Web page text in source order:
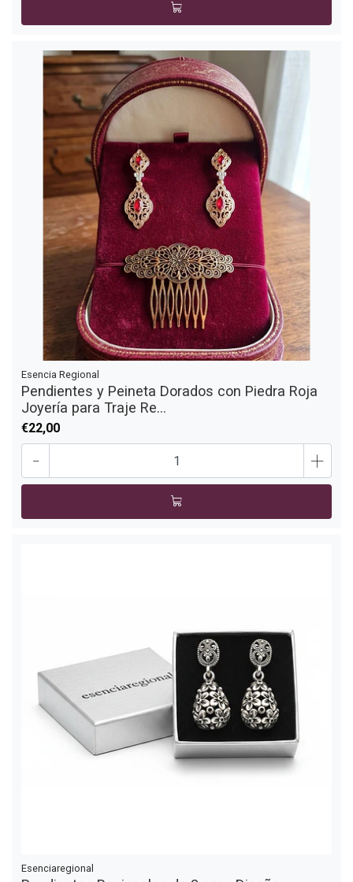
Esencia Regional
Pendientes y Peineta Dorados con Piedra Roja
Joyería para Traje Re...
€22,00
- +
Esenciaregional